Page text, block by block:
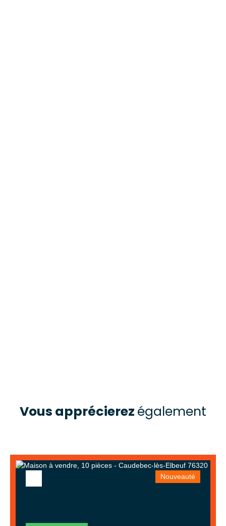
Vous apprécierez également
Nouveauté